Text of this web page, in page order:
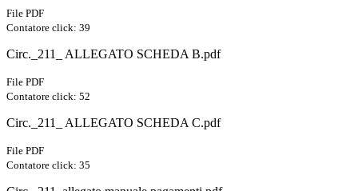
File PDF
Contatore click: 39
Circ._211_ ALLEGATO SCHEDA B.pdf
File PDF
Contatore click: 52
Circ._211_ ALLEGATO SCHEDA C.pdf
File PDF
Contatore click: 35